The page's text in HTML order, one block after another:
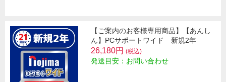
【ご案内のお客様専用商品】【あんし
ん】PCサポートワイド 新規2年
26,180円 (税込)
発送目安：お問い合わせ